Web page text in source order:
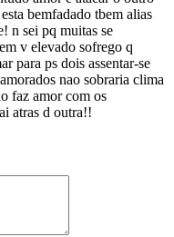
bemfadado tbem alias
n sei pq muitas se
v elevado sofrego q
para ps dois assentar-se
nao sobraria clima
faz amor com os
atras d outra!!